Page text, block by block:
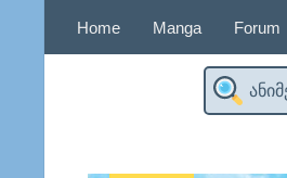
Home Manga Forum